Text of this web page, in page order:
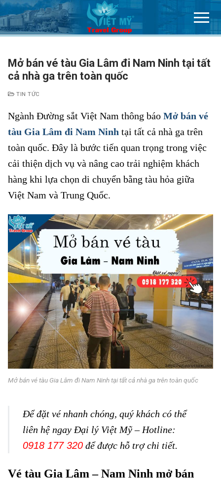
Chuyển
đến
nội
Mở bán vé tàu Gia Lâm đi Nam Ninh tại tất
cả nhà ga trên toàn quốc
TIN TỨC
Ngành Đường sắt Việt Nam thông báo Mở bán vé
tàu Gia Lâm đi Nam Ninh tại tất cả nhà ga trên
toàn quốc. Đây là bước tiến quan trọng trong việc
cải thiện dịch vụ và nâng cao trải nghiệm khách
hàng khi lựa chọn di chuyển bằng tàu hỏa giữa
Việt Nam và Trung Quốc.
Mở bán vé tàu Gia Lâm đi Nam Ninh tại tất cả nhà ga trên toàn quốc
Để đặt vé nhanh chóng, quý khách có thể
liên hệ ngay Đại lý Việt Mỹ – Hotline:
0918 177 320 để được hỗ trợ chi tiết.
Vé tàu Gia Lâm – Nam Ninh mở bán